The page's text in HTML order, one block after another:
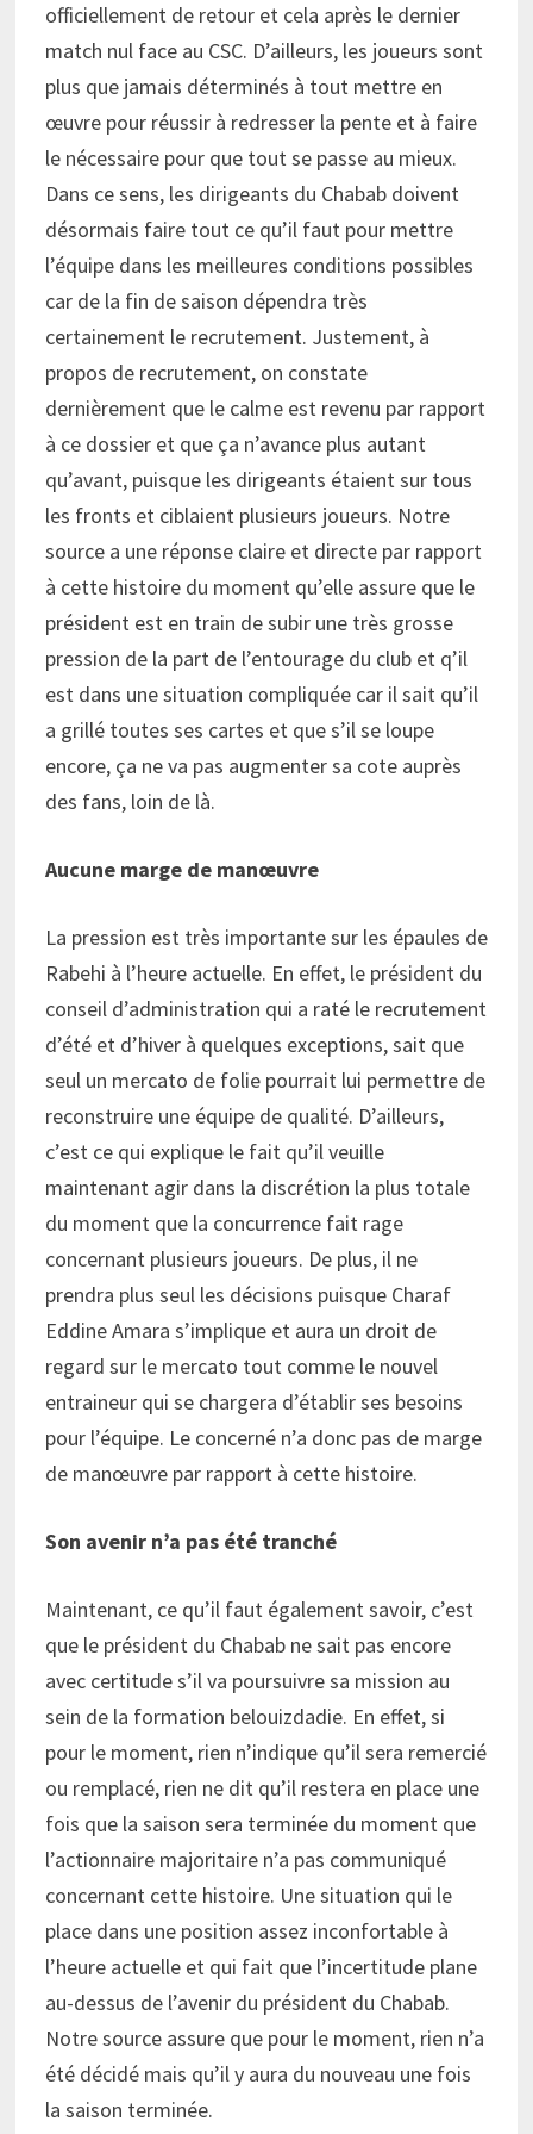
officiellement de retour et cela après le dernier
match nul face au CSC. D’ailleurs, les joueurs sont
plus que jamais déterminés à tout mettre en
œuvre pour réussir à redresser la pente et à faire
le nécessaire pour que tout se passe au mieux.
Dans ce sens, les dirigeants du Chabab doivent
désormais faire tout ce qu’il faut pour mettre
l’équipe dans les meilleures conditions possibles
car de la fin de saison dépendra très
certainement le recrutement. Justement, à
propos de recrutement, on constate
dernièrement que le calme est revenu par rapport
à ce dossier et que ça n’avance plus autant
qu’avant, puisque les dirigeants étaient sur tous
les fronts et ciblaient plusieurs joueurs. Notre
source a une réponse claire et directe par rapport
à cette histoire du moment qu’elle assure que le
président est en train de subir une très grosse
pression de la part de l’entourage du club et q’il
est dans une situation compliquée car il sait qu’il
a grillé toutes ses cartes et que s’il se loupe
encore, ça ne va pas augmenter sa cote auprès
des fans, loin de là.
Aucune marge de manœuvre
La pression est très importante sur les épaules de
Rabehi à l’heure actuelle. En effet, le président du
conseil d’administration qui a raté le recrutement
d’été et d’hiver à quelques exceptions, sait que
seul un mercato de folie pourrait lui permettre de
reconstruire une équipe de qualité. D’ailleurs,
c’est ce qui explique le fait qu’il veuille
maintenant agir dans la discrétion la plus totale
du moment que la concurrence fait rage
concernant plusieurs joueurs. De plus, il ne
prendra plus seul les décisions puisque Charaf
Eddine Amara s’implique et aura un droit de
regard sur le mercato tout comme le nouvel
entraineur qui se chargera d’établir ses besoins
pour l’équipe. Le concerné n’a donc pas de marge
de manœuvre par rapport à cette histoire.
Son avenir n’a pas été tranché
Maintenant, ce qu’il faut également savoir, c’est
que le président du Chabab ne sait pas encore
avec certitude s’il va poursuivre sa mission au
sein de la formation belouizdadie. En effet, si
pour le moment, rien n’indique qu’il sera remercié
ou remplacé, rien ne dit qu’il restera en place une
fois que la saison sera terminée du moment que
l’actionnaire majoritaire n’a pas communiqué
concernant cette histoire. Une situation qui le
place dans une position assez inconfortable à
l’heure actuelle et qui fait que l’incertitude plane
au-dessus de l’avenir du président du Chabab.
Notre source assure que pour le moment, rien n’a
été décidé mais qu’il y aura du nouveau une fois
la saison terminée.